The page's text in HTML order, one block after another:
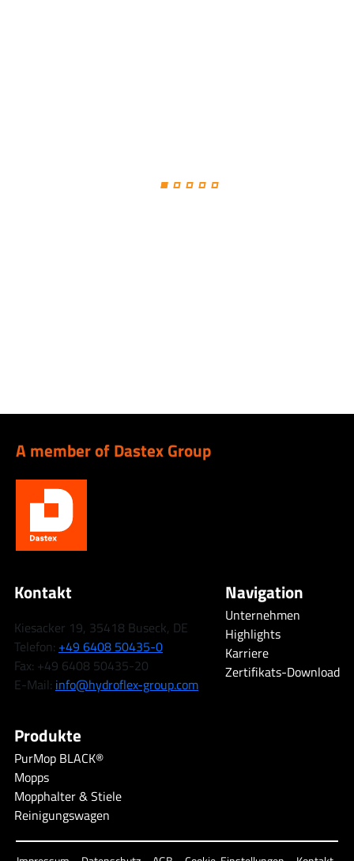
A member of Dastex Group
Kontakt
Kiesacker 19, 35418 Buseck, DE
Telefon: +49 6408 50435-0
Fax: +49 6408 50435-20
E-Mail: info@hydroflex-group.com
Navigation
Unternehmen
Highlights
Karriere
Zertifikats-Download
Produkte
PurMop BLACK®
Mopps
Mopphalter & Stiele
Reinigungswagen